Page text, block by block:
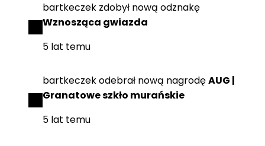
bartkeczek zdobył nową odznakę
Wznosząca gwiazda
5 lat temu
bartkeczekodebrał nową nagrodęAUG |
Granatowe szkło murańskie
5 lat temu